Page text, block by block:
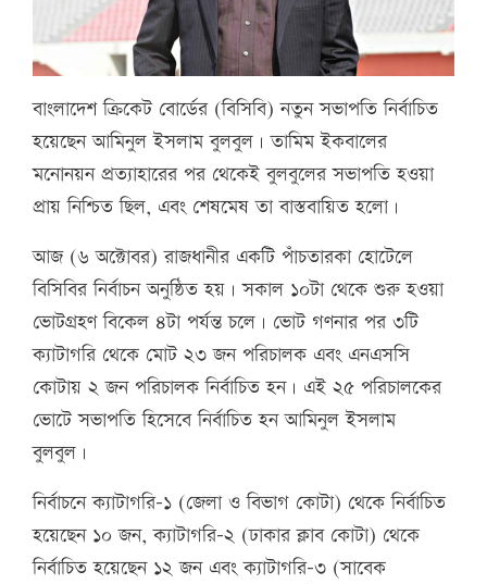
বাংলাদেশ ক্রিকেট বোর্ডের (বিসিবি) নতুন সভাপতি নির্বাচিত
হয়েছেন আমিনুল ইসলাম বুলবুল। তামিম ইকবালের
মনোনয়ন প্রত্যাহারের পর থেকেই বুলবুলের সভাপতি হওয়া
প্রায় নিশ্চিত ছিল, এবং শেষমেষ তা বাস্তবায়িত হলো।
আজ (৬ অক্টোবর) রাজধানীর একটি পাঁচতারকা হোটেলে
বিসিবির নির্বাচন অনুষ্ঠিত হয়। সকাল ১০টা থেকে শুরু হওয়া
ভোটগ্রহণ বিকেল ৪টা পর্যন্ত চলে। ভোট গণনার পর ৩টি
ক্যাটাগরি থেকে মোট ২৩ জন পরিচালক এবং এনএসসি
কোটায় ২ জন পরিচালক নির্বাচিত হন। এই ২৫ পরিচালকের
ভোটে সভাপতি হিসেবে নির্বাচিত হন আমিনুল ইসলাম
বুলবুল।
নির্বাচনে ক্যাটাগরি-১ (জেলা ও বিভাগ কোটা) থেকে নির্বাচিত
হয়েছেন ১০ জন, ক্যাটাগরি-২ (ঢাকার ক্লাব কোটা) থেকে
নির্বাচিত হয়েছেন ১২ জন এবং ক্যাটাগরি-৩ (সাবেক